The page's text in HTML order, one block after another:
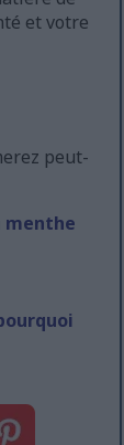
et votre
peut-
menthe